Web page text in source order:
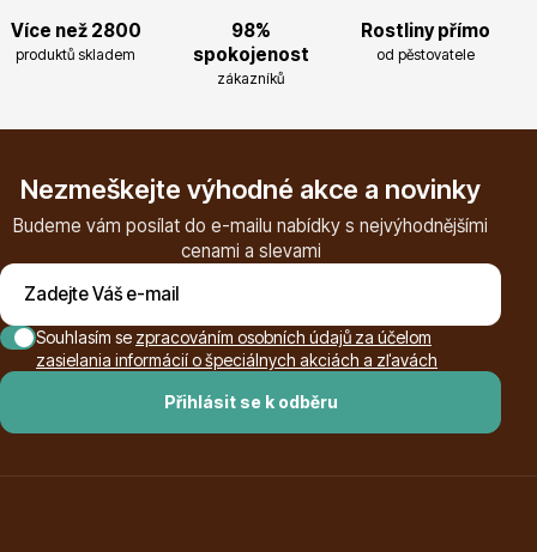
Květináče
Více než 2800
produktů skladem
98%
spokojenost
zákazníků
Rostliny přímo
od pěstovatele
Nezmeškejte výhodné akce a novinky
Budeme vám posílat do e-mailu nabídky s nejvýhodnějšími
cenami a slevami
Přihlásit se k odběru
Souhlasím se zpracováním osobních údajů za účelom
zasielania informácií o špeciálnych akciách a zľavách